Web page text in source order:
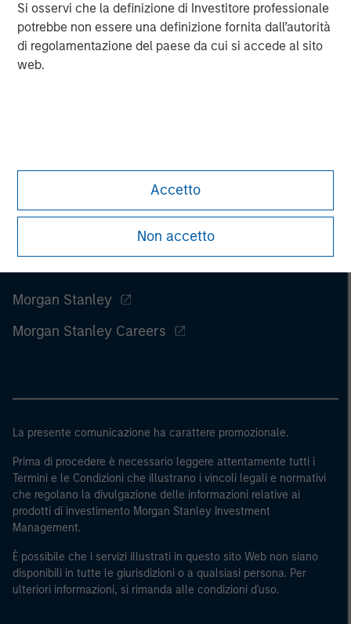
Si osservi che la definizione di Investitore professionale
potrebbe non essere una definizione fornita dall’autorità
di regolamentazione del paese da cui si accede al sito
web.
Accetto
Non accetto
Morgan Stanley
Morgan Stanley Careers
La presente comunicazione ha carattere promozionale.
Prima di procedere è necessario leggere attentamente tutti i
Termini e le Condizioni che illustrano i vincoli legali e normativi
che regolano la divulgazione delle informazioni relative ai
prodotti di investimento Morgan Stanley Investment
Management.
È possibile che i servizi illustrati in questo sito Web non siano
disponibili in tutte le giurisdizioni o a qualsiasi persona. Per
ulteriori informazioni, si rimanda alle condizioni d'uso.